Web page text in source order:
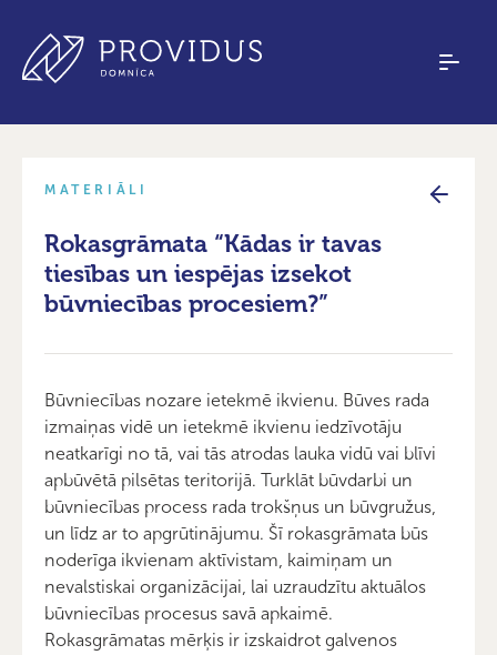
MATERIĀLI
Rokasgrāmata “Kādas ir tavas
tiesības un iespējas izsekot
būvniecības procesiem?”
Būvniecības nozare ietekmē ikvienu. Būves rada
izmaiņas vidē un ietekmē ikvienu iedzīvotāju
neatkarīgi no tā, vai tās atrodas lauka vidū vai blīvi
apbūvētā pilsētas teritorijā. Turklāt būvdarbi un
būvniecības process rada trokšņus un būvgružus,
un līdz ar to apgrūtinājumu. Šī rokasgrāmata būs
noderīga ikvienam aktīvistam, kaimiņam un
nevalstiskai organizācijai, lai uzraudzītu aktuālos
būvniecības procesus savā apkaimē.
Rokasgrāmatas mērķis ir izskaidrot galvenos